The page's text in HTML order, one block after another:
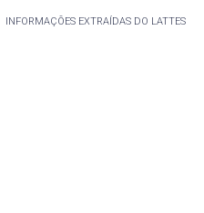
INFORMAÇÕES EXTRAÍDAS DO LATTES